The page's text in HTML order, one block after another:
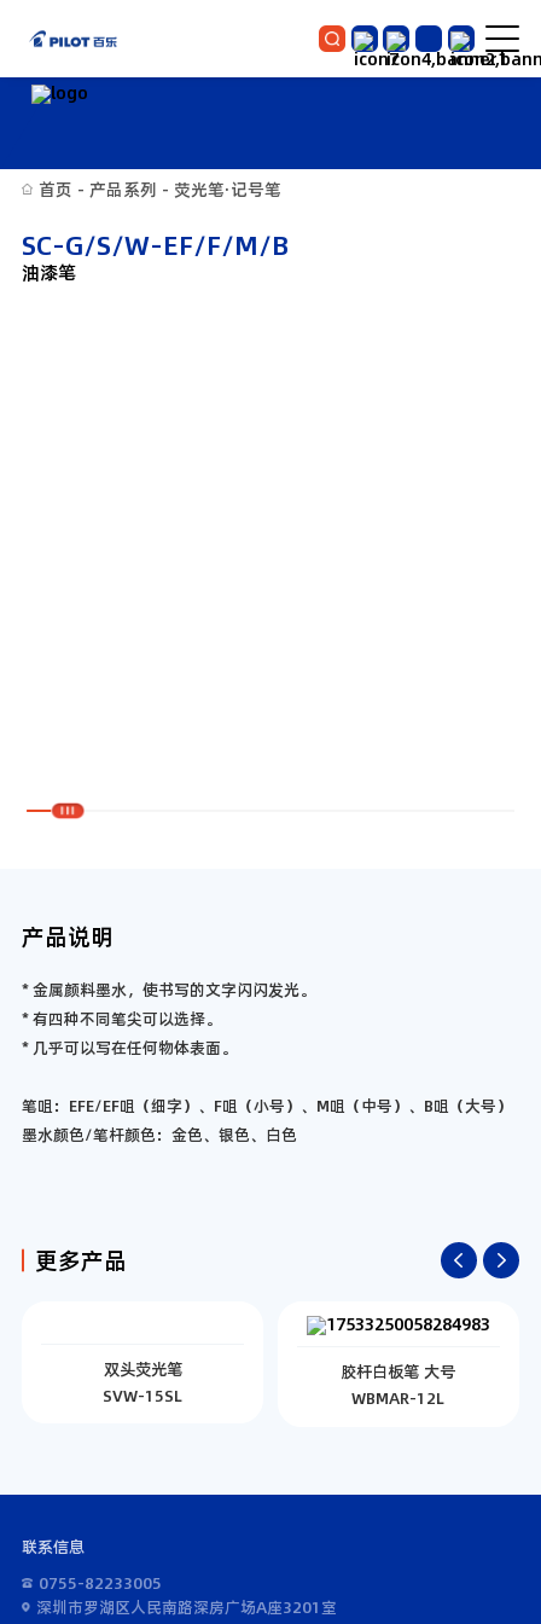
首页 - 产品系列 - 荧光笔·记号笔
SC-G/S/W-EF/F/M/B
油漆笔
产品说明
* 金属颜料墨水，使书写的文字闪闪发光。
* 有四种不同笔尖可以选择。
* 几乎可以写在任何物体表面。
笔咀：EFE/EF咀（细字）、F咀（小号）、M咀（中号）、B咀（大号）
墨水颜色/笔杆颜色：金色、银色、白色
更多产品
双头荧光笔
SVW-15SL
胶杆白板笔 大号
WBMAR-12L
联系信息
0755-82233005
深圳市罗湖区人民南路深房广场A座3201室